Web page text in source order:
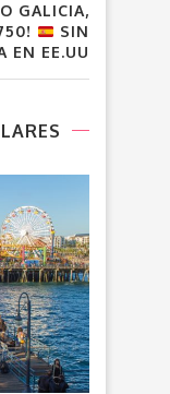
GALICIA,
SIN
EN EE.UU